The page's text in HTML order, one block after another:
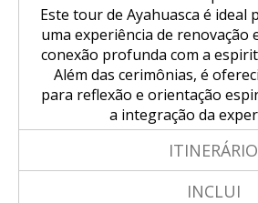
Este tour de Ayahuasca é ideal
uma experiência de renovação
conexão profunda com a
Além das cerimônias, é
para reflexão e orientação
a integração da
ITINERÁRIO
INCLUI